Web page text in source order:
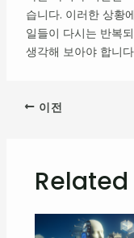
습니다. 이러한 상황
일들이 다시는 반복
생각해 보아야 합니
이전
Related